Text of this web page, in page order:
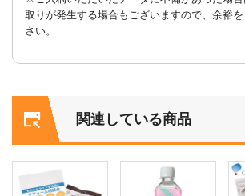
取りが発生する場合もございますので、余裕
さい。
関連している商品